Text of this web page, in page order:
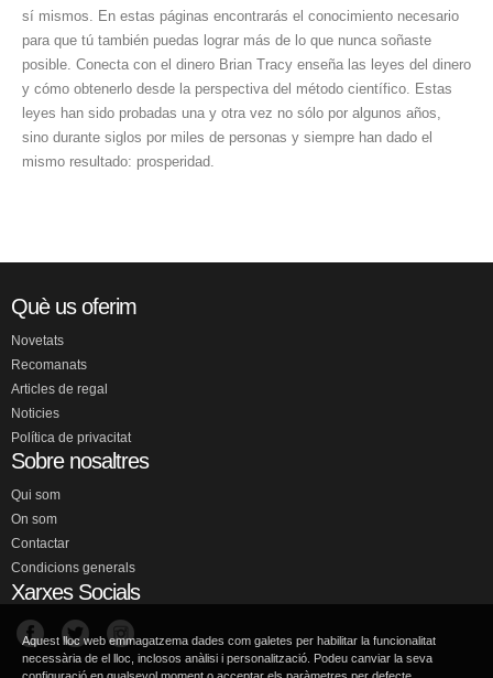
sí mismos. En estas páginas encontrarás el conocimiento necesario
para que tú también puedas lograr más de lo que nunca soñaste
posible. Conecta con el dinero Brian Tracy enseña las leyes del dinero
y cómo obtenerlo desde la perspectiva del método científico. Estas
leyes han sido probadas una y otra vez no sólo por algunos años,
sino durante siglos por miles de personas y siempre han dado el
mismo resultado: prosperidad.
Què us oferim
Novetats
Recomanats
Articles de regal
Noticies
Política de privacitat
Sobre nosaltres
Qui som
On som
Contactar
Condicions generals
Xarxes Socials
Aquest lloc web emmagatzema dades com galetes per habilitar la funcionalitat
necessària de el lloc, inclosos anàlisi i personalització. Podeu canviar la seva